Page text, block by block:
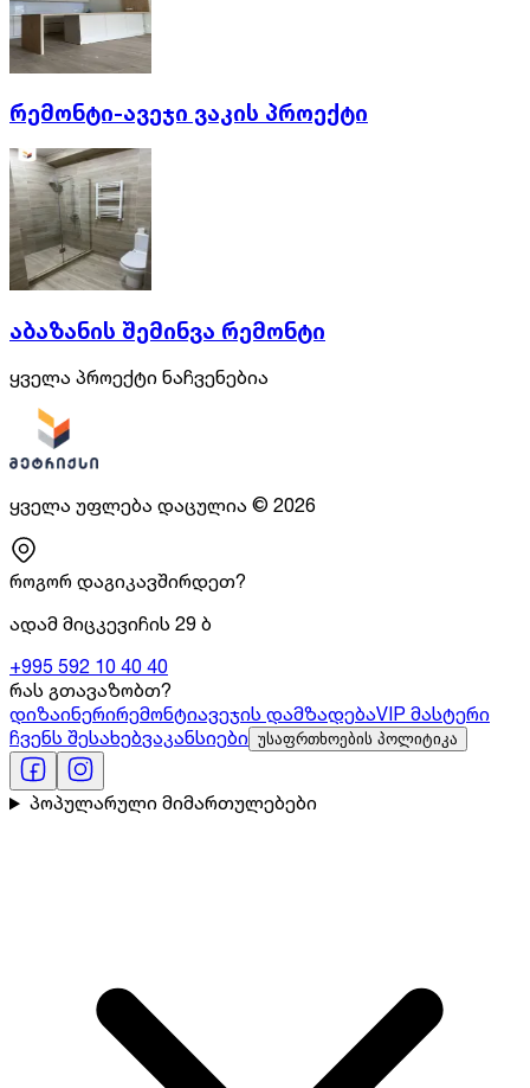
რემონტი-ავეჯი ვაკის პროექტი
აბაზანის შემინვა რემონტი
ყველა პროექტი ნაჩვენებია
ყველა უფლება დაცულია © 2026
როგორ დაგიკავშირდეთ?
ადამ მიცკევიჩის 29 ბ
+995 592 10 40 40
რას გთავაზობთ?
დიზაინერირემონტიავეჯის დამზადებაVIP მასტერი
ჩვენს შესახებვაკანსიები უსაფრთხოების პოლიტიკა
პოპულარული მიმართულებები